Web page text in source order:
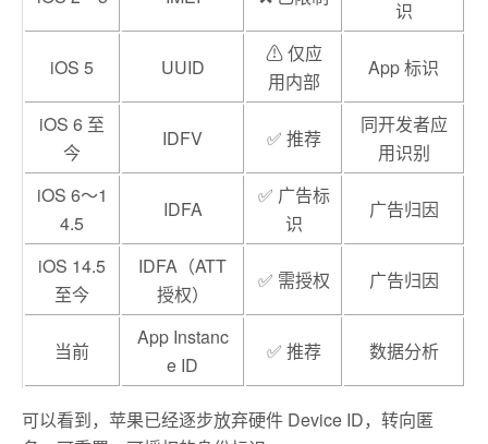
识
iOS 5 UUID
⚠ 仅应
用内部
App 标识
iOS 6 至
今
IDFV ✅ 推荐
同开发者应
用识别
iOS 6～1
4.5
IDFA
✅ 广告标
识
广告归因
iOS 14.5
至今
IDFA（ATT
授权）
✅ 需授权 广告归因
当前
App Instanc
e ID
✅ 推荐 数据分析
可以看到，苹果已经逐步放弃硬件 Device ID，转向匿